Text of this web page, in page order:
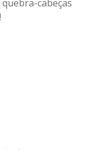
cabeças